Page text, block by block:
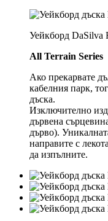
Уейкборд DaSilva
All Terrain Series
Ако прекарвате
кабелния парк,
дъска.
Изключително
дървена
дърво).
направите с
да изпълните.